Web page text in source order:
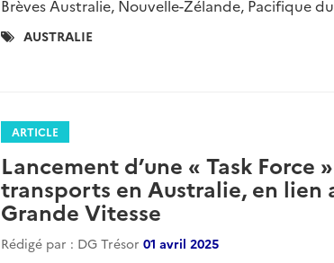
Brèves Australie, Nouvelle-Zélande, Pacifique
Catégories
AUSTRALIE
ARTICLE
Lancement d’une « Task Force
transports en Australie, en lien
Grande Vitesse
Rédigé par : DG Trésor 01 avril 2025